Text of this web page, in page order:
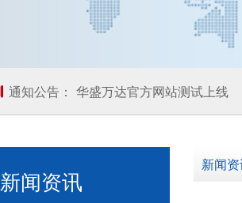
通知公告： 华盛万达官方网站测试上线
新闻资讯
新闻